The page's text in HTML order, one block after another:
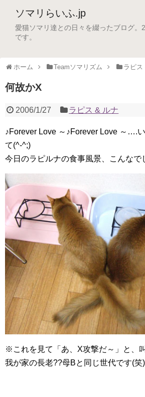
ソマリらいふ.jp
愛猫ソマリ達との日々を綴ったブログ。
です。
ホーム Teamソマリズム ラピス
何故かX
2006/1/27 ラピス & ルナ
♪Forever Love ～♪Forever Love ～….
て(^-^;)
今日のラピルナの食事風景、こんなで
※これを見て「あ、X攻撃だ～」と、
我が家の長老??母Bと同じ世代です(笑)